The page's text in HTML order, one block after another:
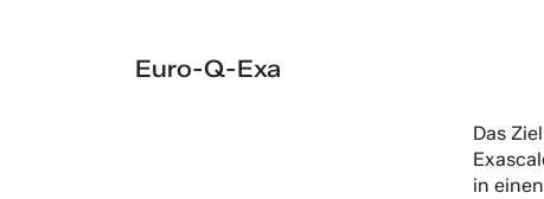
Euro-Q-Exa
Das
in